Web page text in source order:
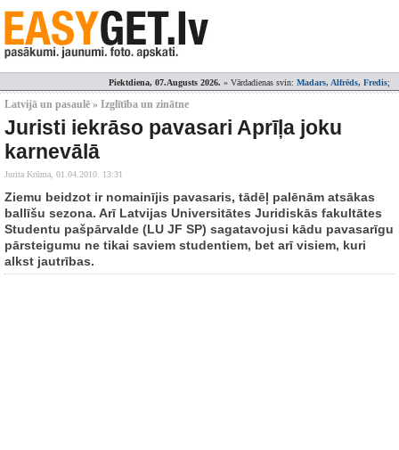
Piektdiena, 07.Augusts 2026. » Vārdadienas svin: Madars, Alfrēds, Fredis;
Latvijā un pasaulē » Izglītība un zinātne
Juristi iekrāso pavasari Aprīļa joku
karnevālā
Jurita Krūma, 01.04.2010. 13:31
Ziemu beidzot ir nomainījis pavasaris, tādēļ palēnām atsākas
ballīšu sezona. Arī Latvijas Universitātes Juridiskās fakultātes
Studentu pašpārvalde (LU JF SP) sagatavojusi kādu pavasarīgu
pārsteigumu ne tikai saviem studentiem, bet arī visiem, kuri
alkst jautrības.